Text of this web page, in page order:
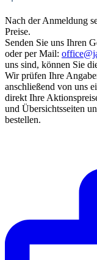
Nach der Anmeldung
Preise.
Senden Sie uns Ihren
oder per Mail:
uns sind, können Sie
Wir prüfen Ihre
anschließend von uns
direkt Ihre
und Übersichtsseiten
bestellen.